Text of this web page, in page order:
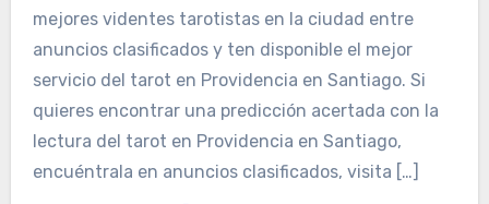
mejores videntes tarotistas en la ciudad entre
anuncios clasificados y ten disponible el mejor
servicio del tarot en Providencia en Santiago. Si
quieres encontrar una predicción acertada con la
lectura del tarot en Providencia en Santiago,
encuéntrala en anuncios clasificados, visita […]